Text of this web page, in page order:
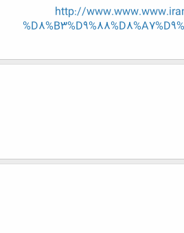
http://